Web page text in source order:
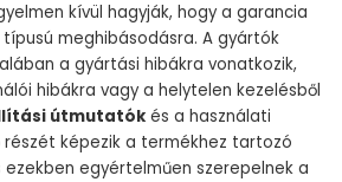
kívül hagyják, hogy a garancia
meghibásodásra. A gyártók
a gyártási hibákra vonatkozik,
hibákra vagy a helytelen kezelésből
útmutatók és a használati
részét képezik a termékhez tartozó
egyértelműen szerepelnek a